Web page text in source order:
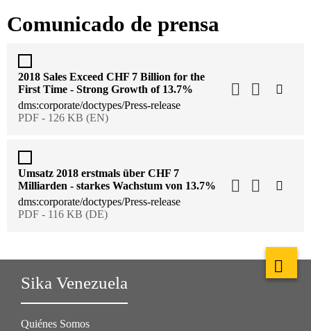
Comunicado de prensa
2018 Sales Exceed CHF 7 Billion for the
First Time - Strong Growth of 13.7%
dms:corporate/doctypes/Press-release
PDF - 126 KB (EN)
Umsatz 2018 erstmals über CHF 7
Milliarden - starkes Wachstum von 13.7%
dms:corporate/doctypes/Press-release
PDF - 116 KB (DE)
Sika Venezuela
Quiénes Somos